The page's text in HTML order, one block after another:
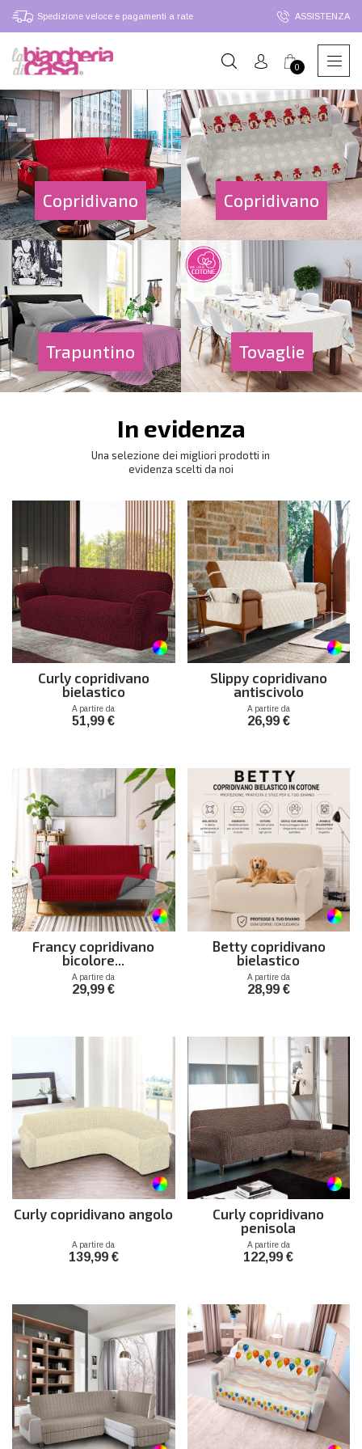
Spedizione veloce e pagamenti a rate ASSISTENZA
0
Copridivano
Trapuntino
Copridivano
Tovaglie
In evidenza
Una selezione dei migliori prodotti in
evidenza scelti da noi
Curly copridivano
bielastico
A partire da
Prezzo
51,99 €
Slippy copridivano
antiscivolo
A partire da
Prezzo
26,99 €
Francy copridivano
bicolore...
A partire da
Prezzo
29,99 €
Betty copridivano
bielastico
A partire da
Prezzo
28,99 €
Curly copridivano angolo
A partire da
Prezzo
139,99 €
Curly copridivano
penisola
A partire da
Prezzo
122,99 €